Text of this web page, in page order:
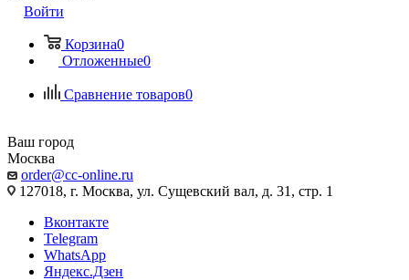
Войти
Корзина0
Отложенные0
Сравнение товаров0
Ваш город
Москва
order@cc-online.ru
127018, г. Москва, ул. Сущевский вал, д. 31, стр. 1
Вконтакте
Telegram
WhatsApp
Яндекс.Дзен